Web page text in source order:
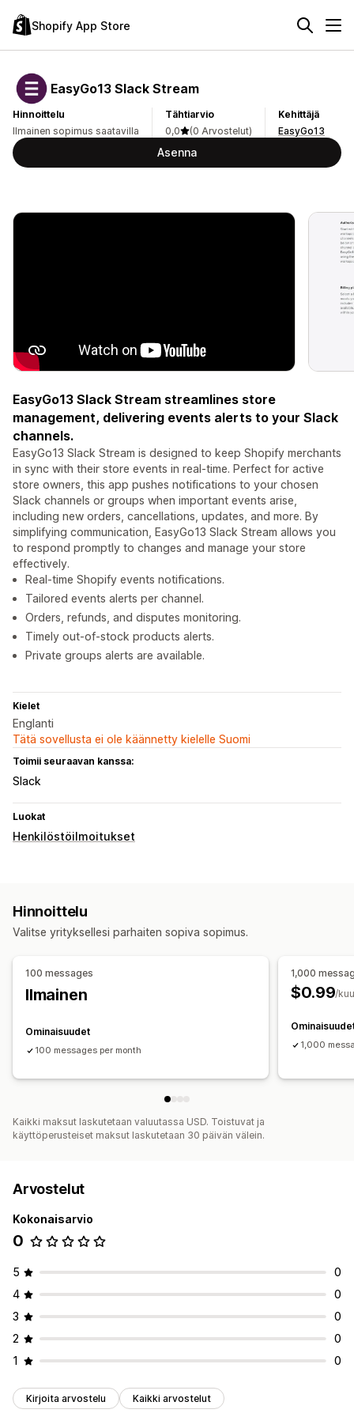
Shopify App Store
EasyGo13 Slack Stream
Hinnoittelu
Ilmainen sopimus saatavilla
Tähtiarvio
0,0
(0 Arvostelut)
Kehittäjä
EasyGo13
Asenna
EasyGo13 Slack Stream streamlines store
management, delivering events alerts to your Slack
channels.
EasyGo13 Slack Stream is designed to keep Shopify merchants
in sync with their store events in real-time. Perfect for active
store owners, this app pushes notifications to your chosen
Slack channels or groups when important events arise,
including new orders, cancellations, updates, and more. By
simplifying communication, EasyGo13 Slack Stream allows you
to respond promptly to changes and manage your store
effectively.
Real-time Shopify events notifications.
Tailored events alerts per channel.
Orders, refunds, and disputes monitoring.
Timely out-of-stock products alerts.
Private groups alerts are available.
Kielet
Englanti
Tätä sovellusta ei ole käännetty kielelle Suomi
Toimii seuraavan kanssa:
Slack
Luokat
Henkilöstöilmoitukset
Hinnoittelu
Valitse yrityksellesi parhaiten sopiva sopimus.
100 messages
Ilmainen
Ominaisuudet
100 messages per month
1,000
$0.99/
1,000
Kaikki maksut laskutetaan valuutassa USD. Toistuvat ja
käyttöperusteiset maksut laskutetaan 30 päivän välein.
Arvostelut
Kokonaisarvio
0
5
0
4
0
3
0
2
0
1
0
Kirjoita arvostelu Kaikki arvostelut